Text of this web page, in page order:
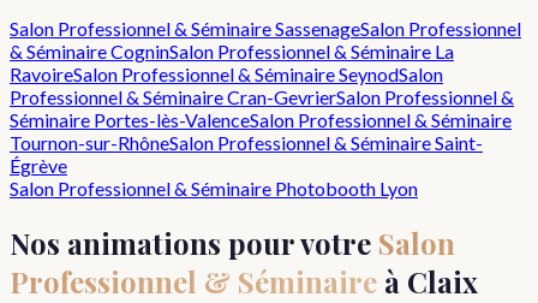
Salon Professionnel & SéminaireSassenageSalon Professionnel
& SéminaireCogninSalon Professionnel & Séminaire La
RavoireSalon Professionnel & SéminaireSeynodSalon
Professionnel & SéminaireCran-GevrierSalon Professionnel &
Séminaire Portes-lès-ValenceSalon Professionnel & Séminaire
Tournon-sur-RhôneSalon Professionnel & SéminaireSaint-
Égrève
Salon Professionnel & Séminaire Photobooth Lyon
Nos animations pour votre Salon
Professionnel & Séminaire à Claix